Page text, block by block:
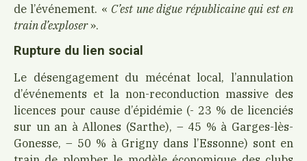
de l’événement. « C’est une digue républicaine qui est en
train d’exploser».
Rupture du lien social
Le désengagement du mécénat local, l’annulation
d’événements et la non-reconduction massive des
licences pour cause d’épidémie (- 23 % de licenciés
sur un an à Allones (Sarthe), – 45 % à Garges-lès-
Gonesse, – 50 % à Grigny dans l’Essonne) sont en